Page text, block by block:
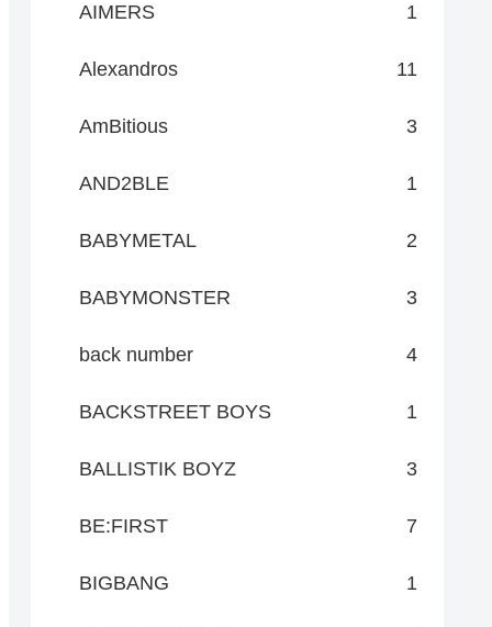
AIMERS 1
Alexandros 11
AmBitious 3
AND2BLE 1
BABYMETAL 2
BABYMONSTER 3
back number 4
BACKSTREET BOYS 1
BALLISTIK BOYZ 3
BE:FIRST 7
BIGBANG 1